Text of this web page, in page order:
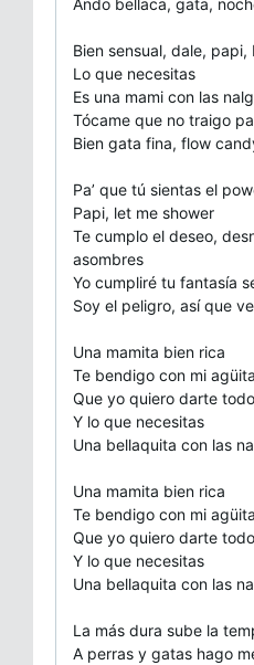
Ando bellaca, gata,
Bien sensual, dale, papi,
Lo que necesitas
Es una mami con las
Tócame que no traigo
Bien gata fina, flow
Pa’ que tú sientas el
Papi, let me shower
Te cumplo el deseo,
asombres
Yo cumpliré tu fantasía
Soy el peligro, así que
Una mamita bien rica
Te bendigo con mi
Que yo quiero darte
Y lo que necesitas
Una bellaquita con las
Una mamita bien rica
Te bendigo con mi
Que yo quiero darte
Y lo que necesitas
Una bellaquita con las
La más dura sube la
A perras y gatas hago